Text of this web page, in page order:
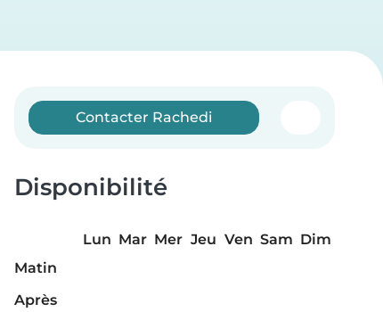
Contacter Rachedi
Disponibilité
Lun Mar Mer Jeu Ven Sam Dim
Matin
Après